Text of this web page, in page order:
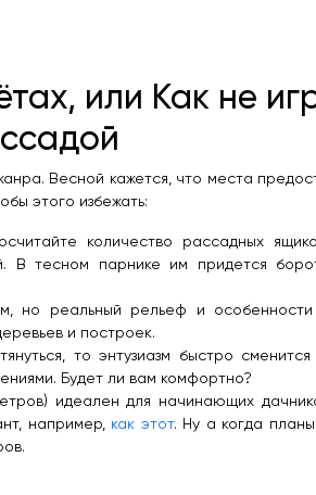
или Как не
Весной кажется, что места
этого избежать:
количество рассадных
В тесном парнике им придется
но реальный рельеф и особенности
и построек.
то энтузиазм быстро
Будет ли вам комфортно?
идеален для начинающих
например, как этот. Ну а когда